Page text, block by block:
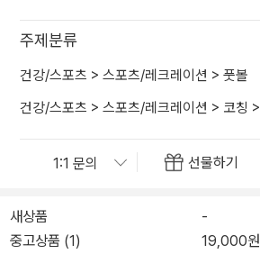
주제분류
건강/스포츠 > 스포츠/레크레이션 > 풋볼
건강/스포츠 > 스포츠/레크레이션 > 코칭 >
선물하기
새상품
-
중고상품 (1)
19,000원